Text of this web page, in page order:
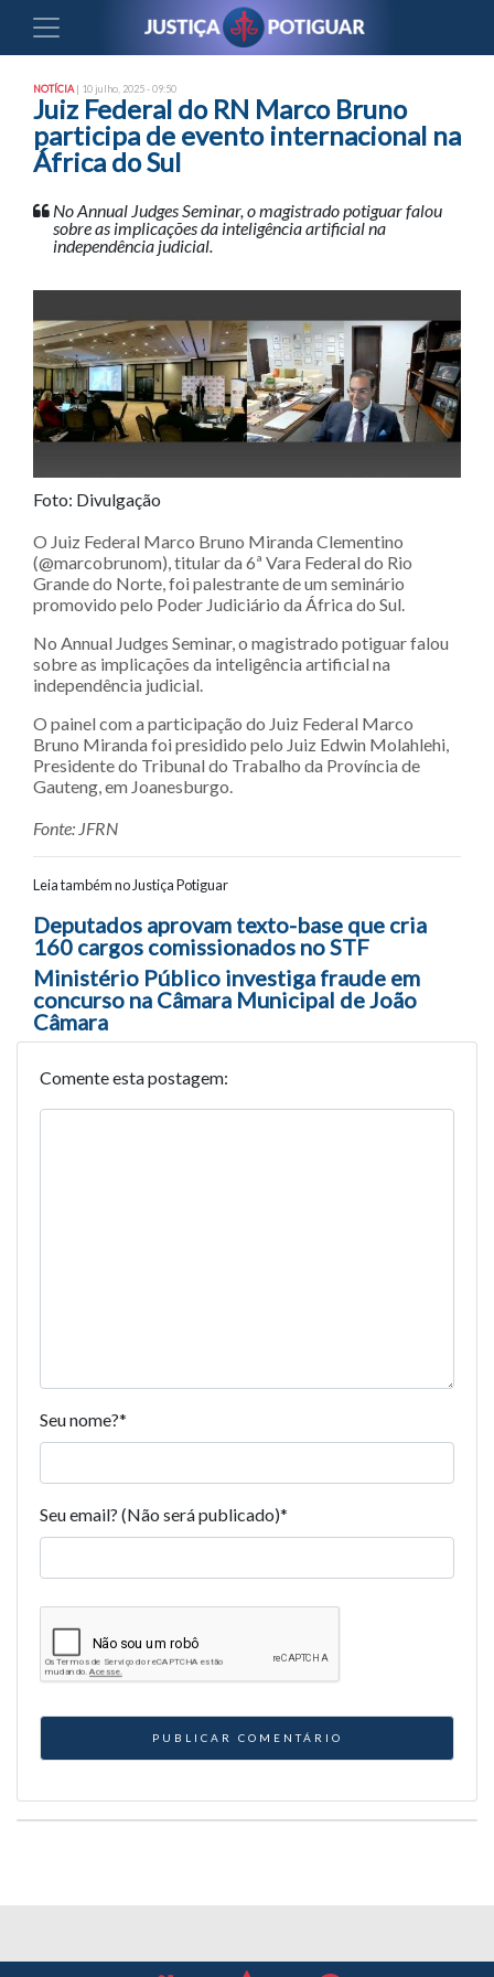
NOTÍCIA | 10 julho, 2025 - 09:50
Juiz Federal do RN Marco Bruno
participa de evento internacional na
África do Sul
No Annual Judges Seminar, o magistrado potiguar falou
sobre as implicações da inteligência artificial na
independência judicial.
Foto: Divulgação
O Juiz Federal Marco Bruno Miranda Clementino
(@marcobrunom), titular da 6ª Vara Federal do Rio
Grande do Norte, foi palestrante de um seminário
promovido pelo Poder Judiciário da África do Sul.
No Annual Judges Seminar, o magistrado potiguar falou
sobre as implicações da inteligência artificial na
independência judicial.
O painel com a participação do Juiz Federal Marco
Bruno Miranda foi presidido pelo Juiz Edwin Molahlehi,
Presidente do Tribunal do Trabalho da Província de
Gauteng, em Joanesburgo.
Fonte: JFRN
Leia também no Justiça Potiguar
Navegação entre posts
Deputados aprovam texto-base que cria
160 cargos comissionados no STF
Ministério Público investiga fraude em
concurso na Câmara Municipal de João
Câmara
Comente esta postagem:
Seu nome?*
Seu email? (Não será publicado)*